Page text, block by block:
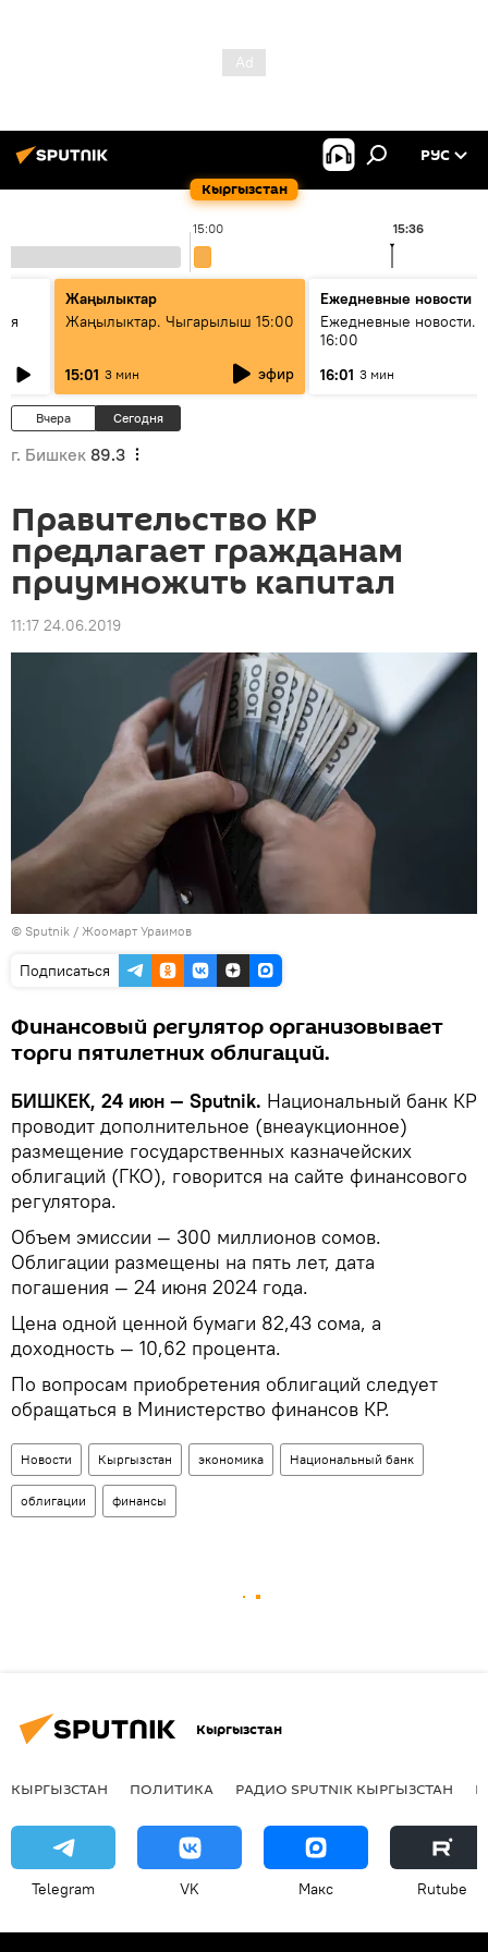
Кыргызстан
РУС
15:00 15:36
Жаңылыктар
Жаңылыктар. Чыгарылыш 15:00
15:01 3 мин эфир
Ежедневные новости
Ежедневные новости.
16:00
16:01 3 мин
Вчера Сегодня
г. Бишкек 89.3
Правительство КР
предлагает гражданам
приумножить капитал
11:17 24.06.2019
© Sputnik / Жоомарт Ураимов
Подписаться
Финансовый регулятор организовывает
торги пятилетних облигаций.
БИШКЕК, 24 июн — Sputnik. Национальный банк КР
проводит дополнительное (внеаукционное)
размещение государственных казначейских
облигаций (ГКО), говорится на сайте финансового
регулятора.
Объем эмиссии — 300 миллионов сомов.
Облигации размещены на пять лет, дата
погашения — 24 июня 2024 года.
Цена одной ценной бумаги 82,43 сома, а
доходность — 10,62 процента.
По вопросам приобретения облигаций следует
обращаться в Министерство финансов КР.
Новости Кыргызстан экономика Национальный банк
облигации финансы
Кыргызстан
КЫРГЫЗСТАН ПОЛИТИКА РАДИО SPUTNIK КЫРГЫЗСТАН
Telegram VK Макс Rutube